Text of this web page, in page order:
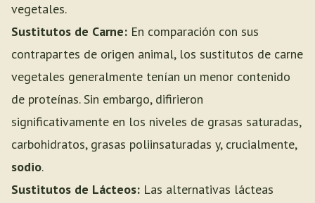
vegetales.
Sustitutos de Carne: En comparación con sus
contrapartes de origen animal, los sustitutos de carne
vegetales generalmente tenían un menor contenido
de proteínas. Sin embargo, difirieron
significativamente en los niveles de grasas saturadas,
carbohidratos, grasas poliinsaturadas y, crucialmente,
sodio.
Sustitutos de Lácteos: Las alternativas lácteas